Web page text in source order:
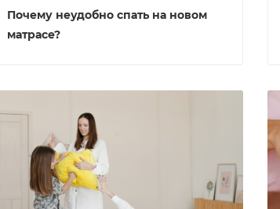
Почему неудобно спать на новом
матрасе?